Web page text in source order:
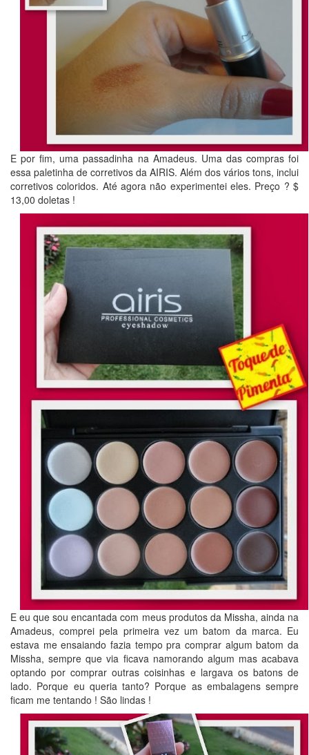
E por fim, uma passadinha na Amadeus. Uma das compras foi
essa paletinha de corretivos da AIRIS. Além dos vários tons, inclui
corretivos coloridos. Até agora não experimentei eles. Preço ? $
13,00 doletas !
E eu que sou encantada com meus produtos da Missha, ainda na
Amadeus, comprei pela primeira vez um batom da marca. Eu
estava me ensaiando fazia tempo pra comprar algum batom da
Missha, sempre que via ficava namorando algum mas acabava
optando por comprar outras coisinhas e largava os batons de
lado. Porque eu queria tanto? Porque as embalagens sempre
ficam me tentando ! São lindas !